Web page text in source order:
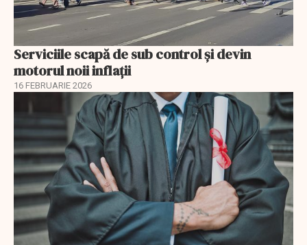
Serviciile scapă de sub control și devin
motorul noii inflații
16 FEBRUARIE 2026